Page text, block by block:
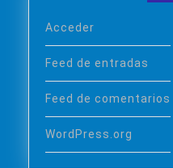
Acceder
Feed de entradas
Feed de comentarios
WordPress.org